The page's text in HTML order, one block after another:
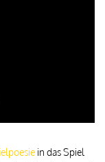
in das Spiel